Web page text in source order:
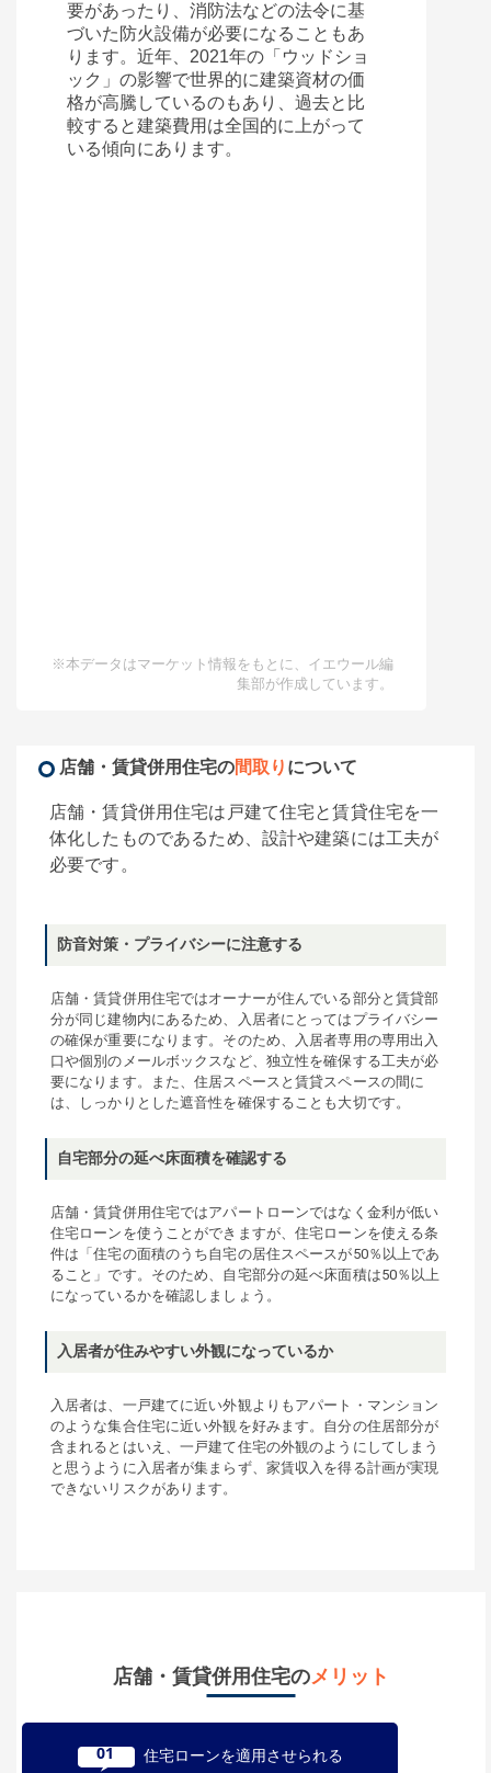
要があったり、消防法などの法令に基
づいた防火設備が必要になることもあ
ります。近年、2021年の「ウッドショ
ック」の影響で世界的に建築資材の価
格が高騰しているのもあり、過去と比
較すると建築費用は全国的に上がって
いる傾向にあります。
※本データはマーケット情報をもとに、イエウール編
集部が作成しています。
店舗・賃貸併用住宅の間取り について
店舗・賃貸併用住宅は戸建て住宅と賃貸住宅を一
体化したものであるため、設計や建築には工夫が
必要です。
防音対策・プライバシーに注意する
店舗・賃貸併用住宅ではオーナーが住んでいる部分と賃貸部
分が同じ建物内にあるため、入居者にとってはプライバシー
の確保が重要になります。そのため、入居者専用の専用出入
口や個別のメールボックスなど、独立性を確保する工夫が必
要になります。また、住居スペースと賃貸スペースの間に
は、しっかりとした遮音性を確保することも大切です。
自宅部分の延べ床面積を確認する
店舗・賃貸併用住宅ではアパートローンではなく金利が低い
住宅ローンを使うことができますが、住宅ローンを使える条
件は「住宅の面積のうち自宅の居住スペースが50％以上であ
ること」です。そのため、自宅部分の延べ床面積は50％以上
になっているかを確認しましょう。
入居者が住みやすい外観になっているか
入居者は、一戸建てに近い外観よりもアパート・マンション
のような集合住宅に近い外観を好みます。自分の住居部分が
含まれるとはいえ、一戸建て住宅の外観のようにしてしまう
と思うように入居者が集まらず、家賃収入を得る計画が実現
できないリスクがあります。
店舗・賃貸併用住宅のメリット
01 住宅ローンを適用させられる